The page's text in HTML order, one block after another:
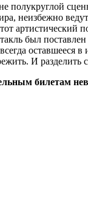
полукруглой
неизбежно
артистический
был
И разделить
билетам